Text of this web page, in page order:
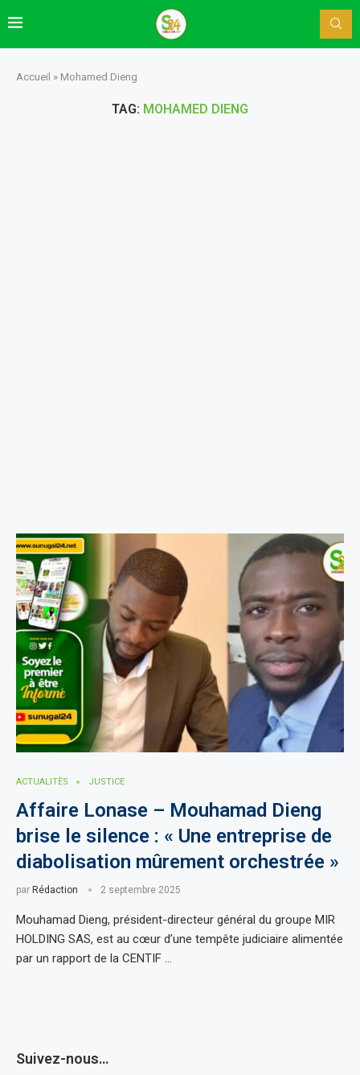
Accueil » Mohamed Dieng
TAG: MOHAMED DIENG
ACTUALITÈS JUSTICE
Affaire Lonase – Mouhamad Dieng
brise le silence : « Une entreprise de
diabolisation mûrement orchestrée »
par Rédaction 2 septembre 2025
Mouhamad Dieng, président-directeur général du groupe MIR
HOLDING SAS, est au cœur d’une tempête judiciaire alimentée
par un rapport de la CENTIF …
Suivez-nous…